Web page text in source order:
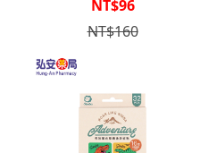
NT$96
NT$160